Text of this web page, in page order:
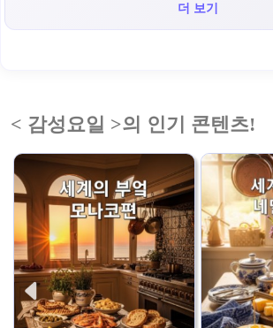
더 보기
< 감성요일 >의 인기 콘텐츠!